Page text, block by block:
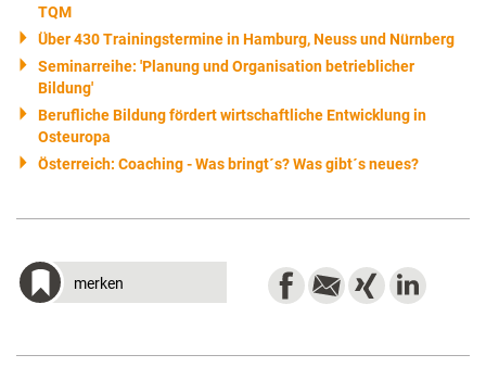
TQM
Über 430 Trainingstermine in Hamburg, Neuss und Nürnberg
Seminarreihe: 'Planung und Organisation betrieblicher
Bildung'
Berufliche Bildung fördert wirtschaftliche Entwicklung in
Osteuropa
Österreich: Coaching - Was bringt´s? Was gibt´s neues?
merken